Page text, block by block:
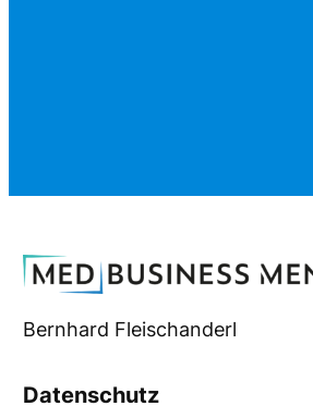
Bernhard Fleischanderl
Datenschutz